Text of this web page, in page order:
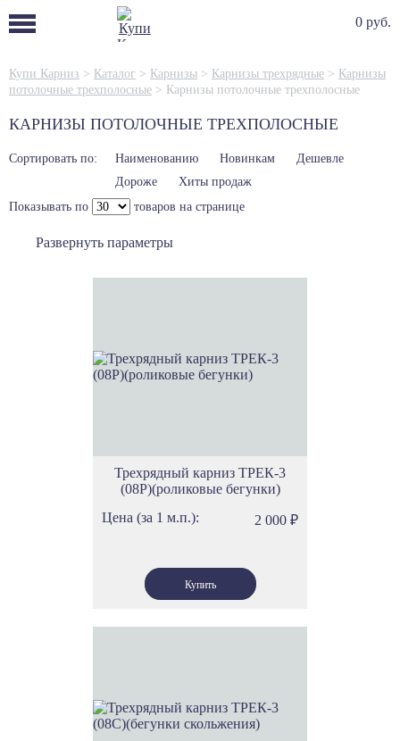
0 руб.
Купи Карниз > Каталог > Карнизы > Карнизы трехрядные > Карнизы
потолочные трехполосные > Карнизы потолочные трехполосные
КАРНИЗЫ ПОТОЛОЧНЫЕ ТРЕХПОЛОСНЫЕ
Сортировать по: Наименованию Новинкам
Дешевле
Дороже
Хиты продаж
Показывать по
товаров на странице
Развернуть параметры
Трехрядный карниз ТРЕК-3
(08Р)(роликовые бегунки)
Цена (за 1 м.п.):
2 000 ₽